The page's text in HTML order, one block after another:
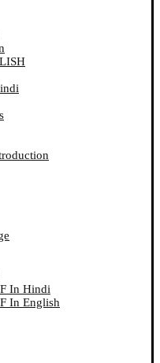
In Hindi
In English